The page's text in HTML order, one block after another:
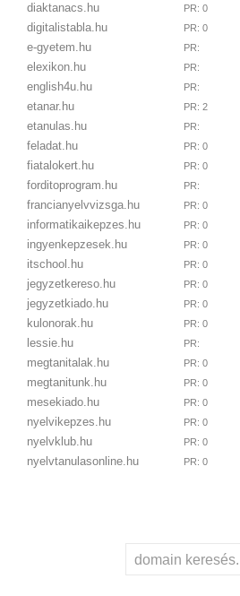
diaktanacs.hu PR: 0
digitalistabla.hu PR: 0
e-gyetem.hu PR:
elexikon.hu PR:
english4u.hu PR:
etanar.hu PR: 2
etanulas.hu PR:
feladat.hu PR: 0
fiatalokert.hu PR: 0
forditoprogram.hu PR:
francianyelvvizsga.hu PR: 0
informatikaikepzes.hu PR: 0
ingyenkepzesek.hu PR: 0
itschool.hu PR: 0
jegyzetkereso.hu PR: 0
jegyzetkiado.hu PR: 0
kulonorak.hu PR: 0
lessie.hu PR:
megtanitalak.hu PR: 0
megtanitunk.hu PR: 0
mesekiado.hu PR: 0
nyelvikepzes.hu PR: 0
nyelvklub.hu PR: 0
nyelvtanulasonline.hu PR: 0